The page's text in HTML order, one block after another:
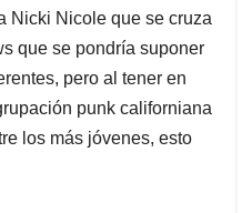
Nicki Nicole que se cruza
que se pondría suponer
pero al tener en
punk californiana
los más jóvenes, esto